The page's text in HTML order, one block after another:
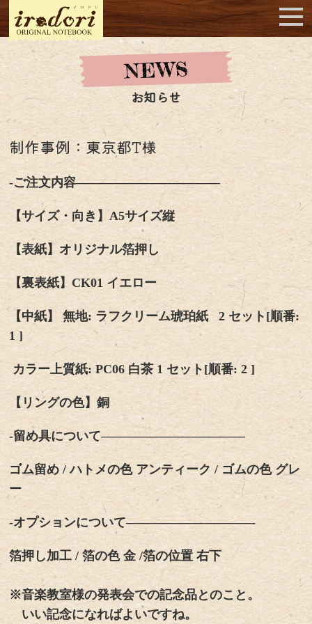
お知らせ
制作事例：東京都T様
-ご注文内容———————————–
【サイズ・向き】A5サイズ縦
【表紙】オリジナル箔押し
【裏表紙】CK01 イエロー
【中紙】 無地: ラフクリーム琥珀紙 2 セット[順番:
1 ]
カラー上質紙: PC06 白茶 1 セット[順番: 2 ]
【リングの色】銅
-留め具について———————————–
ゴム留め / ハトメの色 アンティーク / ゴムの色 グレ
ー
-オプションについて——————————-
箔押し加工 / 箔の色 金 /箔の位置 右下
※音楽教室様の発表会での記念品とのこと。
いい記念になればよいですね。